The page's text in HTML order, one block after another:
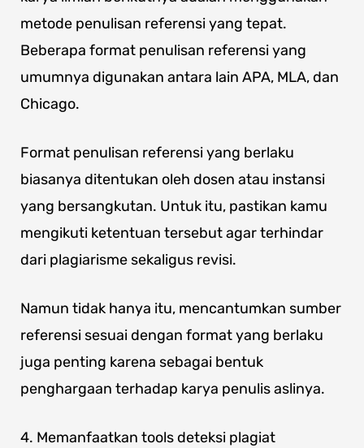
metode penulisan referensi yang tepat.
Beberapa format penulisan referensi yang
umumnya digunakan antara lain APA, MLA, dan
Chicago.
Format penulisan referensi yang berlaku
biasanya ditentukan oleh dosen atau instansi
yang bersangkutan. Untuk itu, pastikan kamu
mengikuti ketentuan tersebut agar terhindar
dari plagiarisme sekaligus revisi.
Namun tidak hanya itu, mencantumkan sumber
referensi sesuai dengan format yang berlaku
juga penting karena sebagai bentuk
penghargaan terhadap karya penulis aslinya.
4. Memanfaatkan tools deteksi plagiat